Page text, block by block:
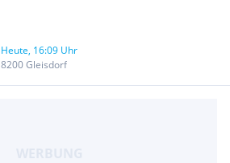
Heute, 16:09 Uhr
8200 Gleisdorf